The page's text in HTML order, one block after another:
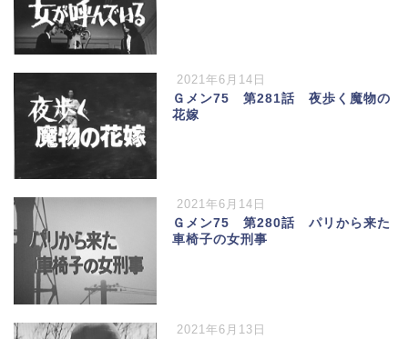
2021年6月14日
Ｇメン75 第281話 夜歩く魔物の
花嫁
2021年6月14日
Ｇメン75 第280話 パリから来た
車椅子の女刑事
2021年6月13日